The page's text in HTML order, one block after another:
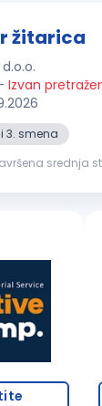
žitarica
Izvan
i 3. smena
Završena